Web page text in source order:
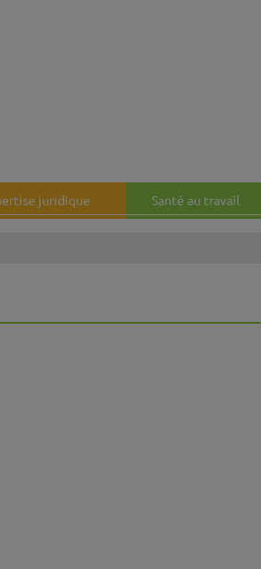
juridique Santé au travail